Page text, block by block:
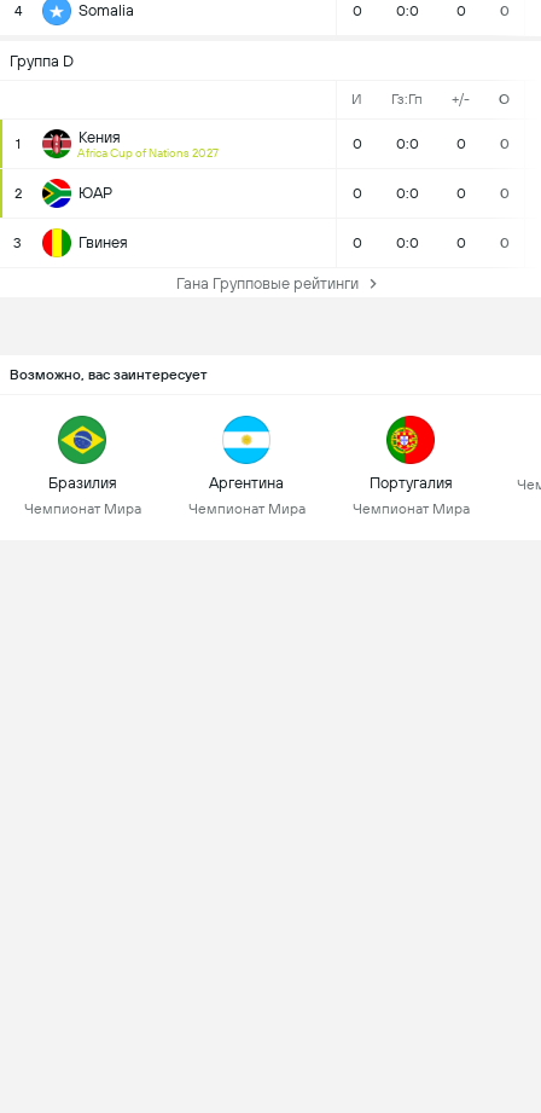
4 Somalia 0 0:0 0 0
Группа D
И Гз:Гп +/- О
1 Кения
Africa Cup of Nations 2027
0 0:0 0 0
2 ЮАР 0 0:0 0 0
3 Гвинея 0 0:0 0 0
Гана Групповые рейтинги
Возможно, вас заинтересует
Бразилия
Чемпионат Мира
Аргентина
Чемпионат Мира
Португалия
Чемпионат Мира